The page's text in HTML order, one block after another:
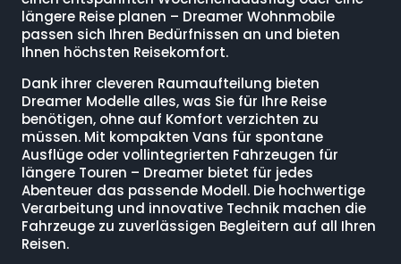
längere Reise planen – Dreamer Wohnmobile
passen sich Ihren Bedürfnissen an und bieten
Ihnen höchsten Reisekomfort.
Dank ihrer cleveren Raumaufteilung bieten
Dreamer Modelle alles, was Sie für Ihre Reise
benötigen, ohne auf Komfort verzichten zu
müssen. Mit kompakten Vans für spontane
Ausflüge oder vollintegrierten Fahrzeugen für
längere Touren – Dreamer bietet für jedes
Abenteuer das passende Modell. Die hochwertige
Verarbeitung und innovative Technik machen die
Fahrzeuge zu zuverlässigen Begleitern auf all Ihren
Reisen.